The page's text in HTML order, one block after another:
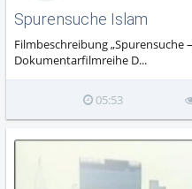
Spurensuche Islam
Filmbeschreibung „Spurensuche
Dokumentarfilmreihe D...
05:53